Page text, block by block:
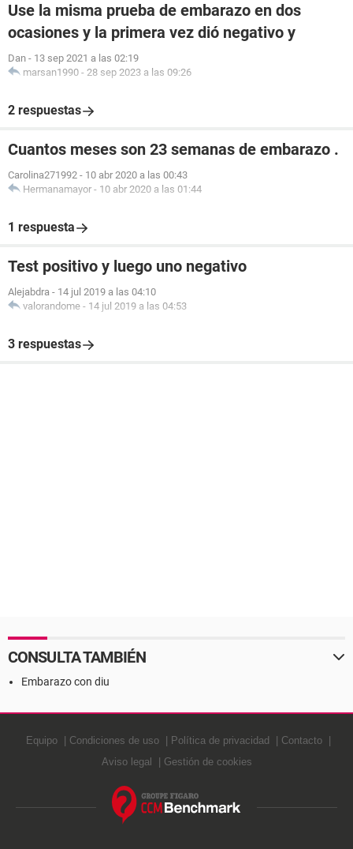
Use la misma prueba de embarazo en dos
ocasiones y la primera vez dió negativo y
Dan - 13 sep 2021 a las 02:19
marsan1990 - 28 sep 2023 a las 09:26
2 respuestas
Cuantos meses son 23 semanas de embarazo .
Carolina271992 - 10 abr 2020 a las 00:43
Hermanamayor - 10 abr 2020 a las 01:44
1 respuesta
Test positivo y luego uno negativo
Alejabdra - 14 jul 2019 a las 04:10
valorandome - 14 jul 2019 a las 04:53
3 respuestas
CONSULTA TAMBIÉN
Embarazo con diu
Equipo Condiciones de uso Política de privacidad
Contacto
Aviso legal
Gestión de cookies